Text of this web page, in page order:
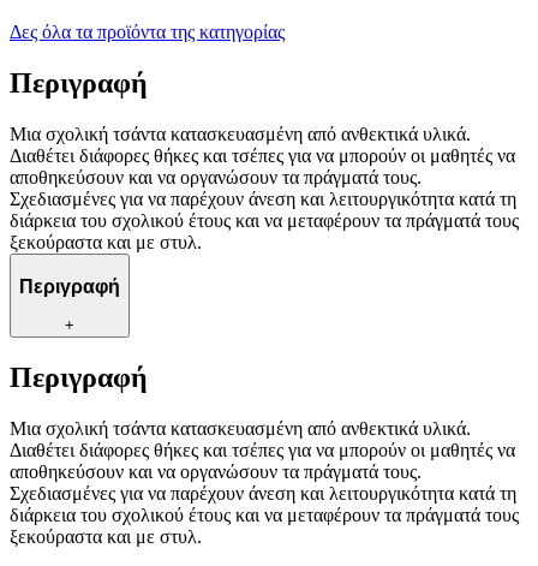
Δες όλα τα προϊόντα της κατηγορίας
Περιγραφή
Μια σχολική τσάντα κατασκευασμένη από ανθεκτικά υλικά.
Διαθέτει διάφορες θήκες και τσέπες για να μπορούν οι μαθητές να
αποθηκεύσουν και να οργανώσουν τα πράγματά τους.
Σχεδιασμένες για να παρέχουν άνεση και λειτουργικότητα κατά τη
διάρκεια του σχολικού έτους και να μεταφέρουν τα πράγματά τους
ξεκούραστα και με στυλ.
Περιγραφή
+
Περιγραφή
Μια σχολική τσάντα κατασκευασμένη από ανθεκτικά υλικά.
Διαθέτει διάφορες θήκες και τσέπες για να μπορούν οι μαθητές να
αποθηκεύσουν και να οργανώσουν τα πράγματά τους.
Σχεδιασμένες για να παρέχουν άνεση και λειτουργικότητα κατά τη
διάρκεια του σχολικού έτους και να μεταφέρουν τα πράγματά τους
ξεκούραστα και με στυλ.